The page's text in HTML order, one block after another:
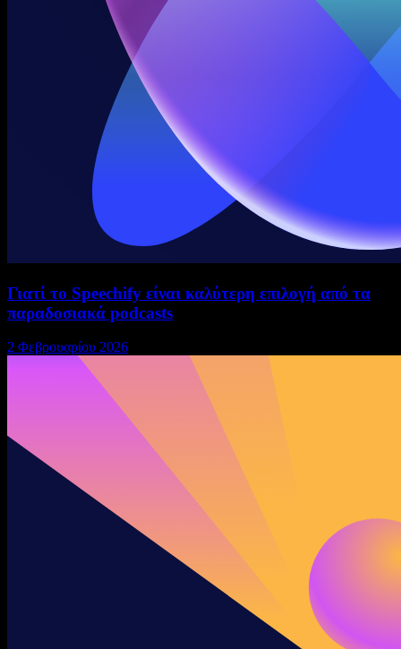
Γιατί το Speechify είναι καλύτερη επιλογή από τα
παραδοσιακά podcasts
2 Φεβρουαρίου 2026